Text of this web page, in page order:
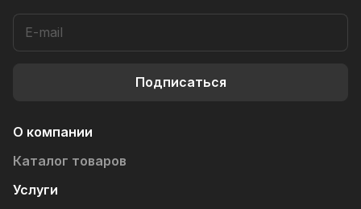
Подписаться
О компании
Каталог товаров
Услуги